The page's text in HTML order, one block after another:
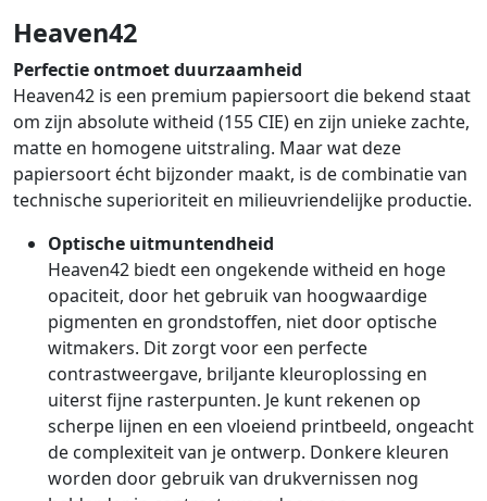
Heaven42
Perfectie ontmoet duurzaamheid
Heaven42 is een premium papiersoort die bekend staat
om zijn absolute witheid (155 CIE) en zijn unieke zachte,
matte en homogene uitstraling. Maar wat deze
papiersoort écht bijzonder maakt, is de combinatie van
technische superioriteit en milieuvriendelijke productie.
Optische uitmuntendheid
Heaven42 biedt een ongekende witheid en hoge
opaciteit, door het gebruik van hoogwaardige
pigmenten en grondstoffen, niet door optische
witmakers. Dit zorgt voor een perfecte
contrastweergave, briljante kleuroplossing en
uiterst fijne rasterpunten. Je kunt rekenen op
scherpe lijnen en een vloeiend printbeeld, ongeacht
de complexiteit van je ontwerp. Donkere kleuren
worden door gebruik van drukvernissen nog